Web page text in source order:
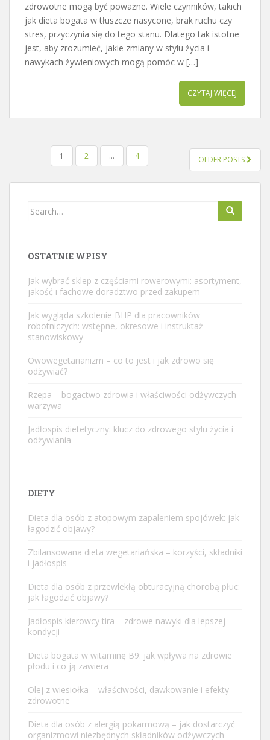
zdrowotne mogą być poważne. Wiele czynników, takich
jak dieta bogata w tłuszcze nasycone, brak ruchu czy
stres, przyczynia się do tego stanu. Dlatego tak istotne
jest, aby zrozumieć, jakie zmiany w stylu życia i
nawykach żywieniowych mogą pomóc w […]
CZYTAJ WIĘCEJ
STRONICOWANIE
WPISÓW
1 2 … 4 OLDER POSTS
Search
OSTATNIE WPISY
Jak wybrać sklep z częściami rowerowymi: asortyment,
jakość i fachowe doradztwo przed zakupem
Jak wygląda szkolenie BHP dla pracowników
robotniczych: wstępne, okresowe i instruktaż
stanowiskowy
Owowegetarianizm – co to jest i jak zdrowo się
odżywiać?
Rzepa – bogactwo zdrowia i właściwości odżywczych
warzywa
Jadłospis dietetyczny: klucz do zdrowego stylu życia i
odżywiania
DIETY
Dieta dla osób z atopowym zapaleniem spojówek: jak
łagodzić objawy?
Zbilansowana dieta wegetariańska – korzyści, składniki
i jadłospis
Dieta dla osób z przewlekłą obturacyjną chorobą płuc:
jak łagodzić objawy?
Jadłospis kierowcy tira – zdrowe nawyki dla lepszej
kondycji
Dieta bogata w witaminę B9: jak wpływa na zdrowie
płodu i co ją zawiera
Olej z wiesiołka – właściwości, dawkowanie i efekty
zdrowotne
Dieta dla osób z alergią pokarmową – jak dostarczyć
organizmowi niezbędnych składników odżywczych